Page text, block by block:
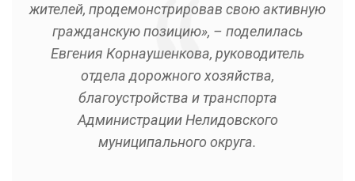
жителей, продемонстрировав свою активную
гражданскую позицию», – поделилась
Евгения Корнаушенкова, руководитель
отдела дорожного хозяйства,
благоустройства и транспорта
Администрации Нелидовского
муниципального округа.